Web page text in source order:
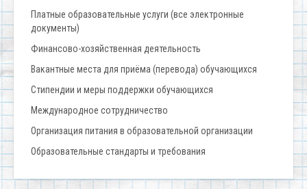
Платные образовательные услуги (все электронные
документы)
Финансово-хозяйственная деятельность
Вакантные места для приёма (перевода) обучающихся
Стипендии и меры поддержки обучающихся
Международное сотрудничество
Организация питания в образовательной организации
Образовательные стандарты и требования